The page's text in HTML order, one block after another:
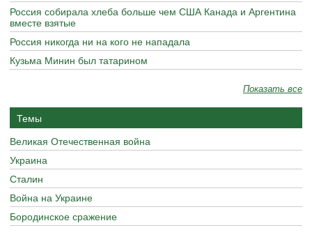
Россия собирала хлеба больше чем США Канада и Аргентина
вместе взятые
Россия никогда ни на кого не нападала
Кузьма Минин был татарином
Показать все
Темы
Великая Отечественная война
Украина
Сталин
Война на Украине
Бородинское сражение